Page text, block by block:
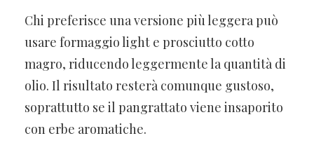
Chi preferisce una versione più leggera può
usare formaggio light e prosciutto cotto
magro, riducendo leggermente la quantità di
olio. Il risultato resterà comunque gustoso,
soprattutto se il pangrattato viene insaporito
con erbe aromatiche.